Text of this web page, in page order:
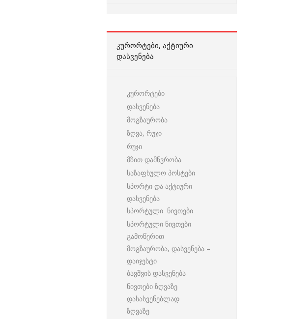
ᲙᲣᲠᲝᲠᲢᲔᲑᲘ, ᲐᲥᲢᲘᲣᲠᲘ
ᲓᲐᲡᲕᲔᲜᲔᲑᲐ
კურორტები
დასვენება
მოგზაურობა
ზღვა, რუჯი
რუჯი
მზით დამწვრობა
საზაფხულო პოსტები
სპორტი და აქტიური
დასვენება
სპორტული ნივთები
სპორტული ნივთები
გამოწერით
მოგზაურობა, დასვენება –
დაიჯესტი
ბავშვის დასვენება
ნივთები ზღვაზე
დასასვენებლად
ზღვაზე